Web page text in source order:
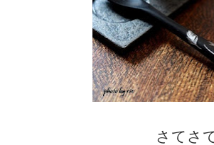
さてさ